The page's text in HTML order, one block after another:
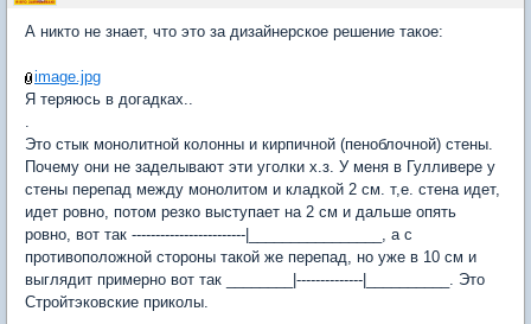
А никто не знает, что это за дизайнерское решение такое:
image.jpg
Я теряюсь в догадках..
.
Это стык монолитной колонны и кирпичной (пеноблочной) стены.
Почему они не заделывают эти уголки х.з. У меня в Гулливере у
стены перепад между монолитом и кладкой 2 см. т,е. стена идет,
идет ровно, потом резко выступает на 2 см и дальше опять
ровно, вот так ------------------------|________________, а с
противоположной стороны такой же перепад, но уже в 10 см и
выглядит примерно вот так ________|--------------|__________. Это
Стройтэковские приколы.